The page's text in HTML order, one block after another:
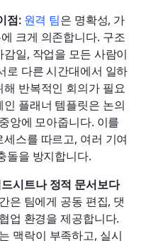
점: 원격 팀은 명확성, 가
크게 의존합니다. 구조
일, 작업을 모든 사람이
로 다른 시간대에서 일하
반복적인 회의가 필요
플래너 템플릿은 논의
앙에 모아줍니다. 이를
스를 따르고, 여러 기여
돌을 방지합니다.
시트나 정적 문서보다
은 팀에게 공동 편집, 댓
업 환경을 제공합니다.
맥락이 부족하고, 실시